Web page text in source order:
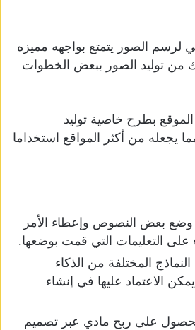
لرسم الصور يتمتع بواجهه مميزه
من توليد الصور ببعض الخطوات
بطرح خاصية توليد
يجعله من أكثر المواقع استخداما
وضع بعض النصوص وإعطاء الأمر
على التعليمات التي قمت بوضعها.
المختلفة من الذكاء
الاعتماد عليها في إنشاء
على ربح مادي عبر تصميم